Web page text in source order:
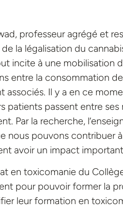
professeur agrégé et
la légalisation du
incite à une mobilisation
entre la consommation
associés. Il y a en ce
patients passent entre
Par la recherche,
nous pouvons contribuer
avoir un impact
en toxicomanie du
pour pouvoir former la
leur formation en